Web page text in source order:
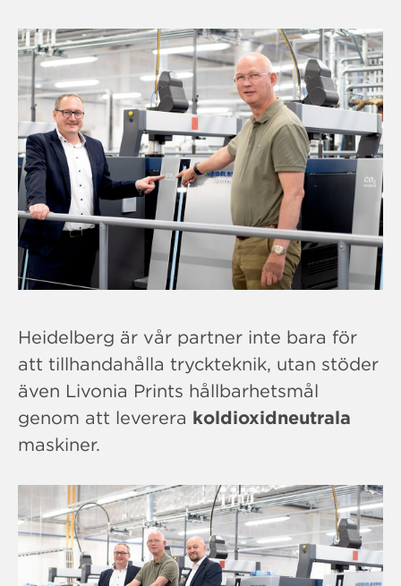
Heidelberg är vår partner inte bara för
att tillhandahålla tryckteknik, utan stöder
även Livonia Prints hållbarhetsmål
genom att leverera koldioxidneutrala
maskiner.